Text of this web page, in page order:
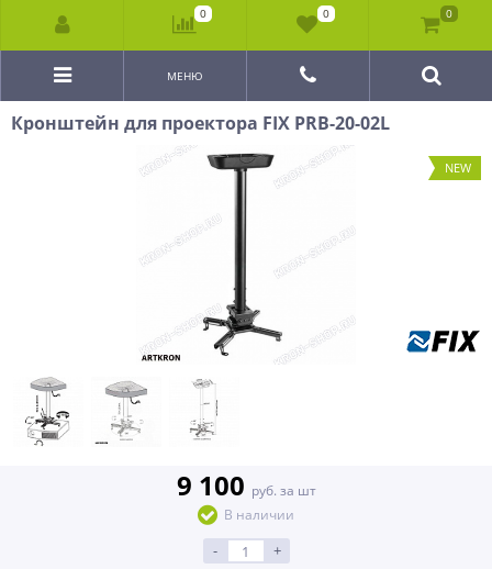
МЕНЮ
Кронштейн для проектора FIX PRB-20-02L
NEW
9 100 руб. за шт
В наличии
- +
0 0 0